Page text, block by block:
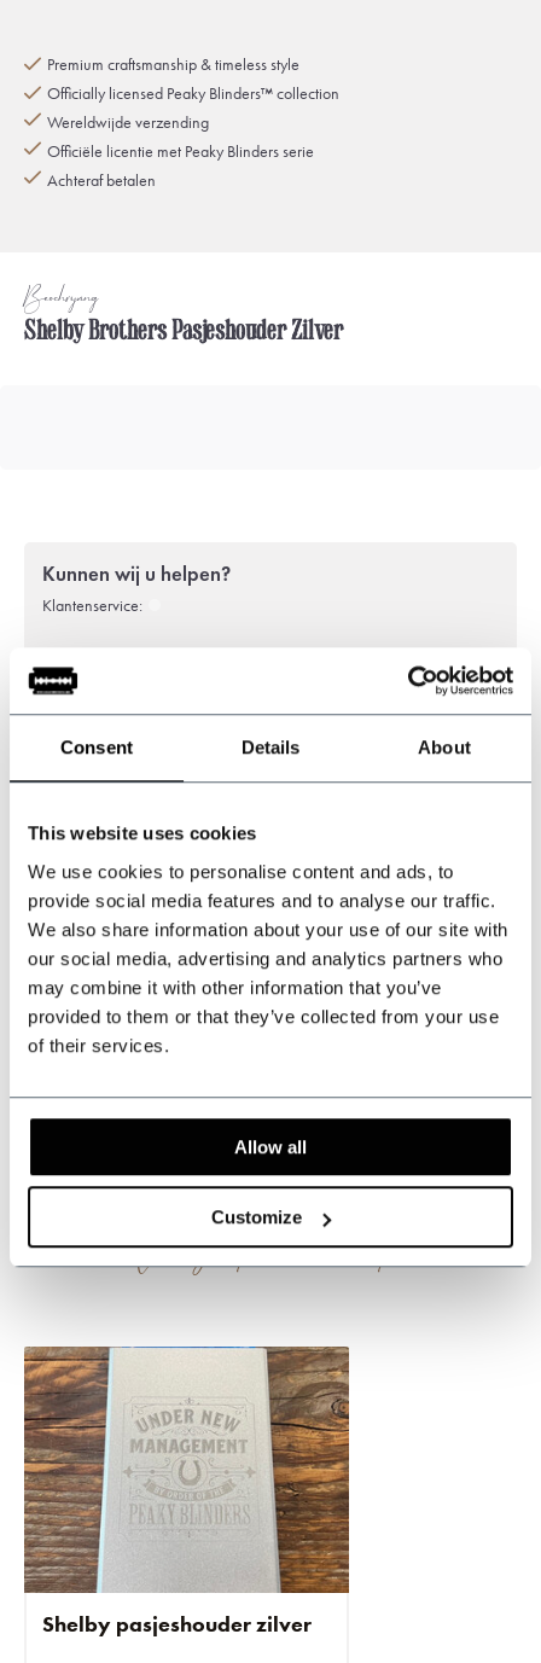
Consent Details About
This website uses cookies
We use cookies to personalise content and ads, to
provide social media features and to analyse our traffic.
We also share information about your use of our site with
our social media, advertising and analytics partners who
may combine it with other information that you’ve
provided to them or that they’ve collected from your use
of their services.
Allow all
Customize
Premium craftsmanship & timeless style
Officially licensed Peaky Blinders™ collection
Wereldwijde verzending
Officiële licentie met Peaky Blinders serie
Achteraf betalen
Beschrijving
Shelby Brothers Pasjeshouder Zilver
Kunnen wij u helpen?
Klantenservice:
509customers give us a 9.3 at
Deel dit product
Reviews
Vergeet deze niet!
Dit vind je
misschien ook leuk
Shelby pasjeshouder zilver